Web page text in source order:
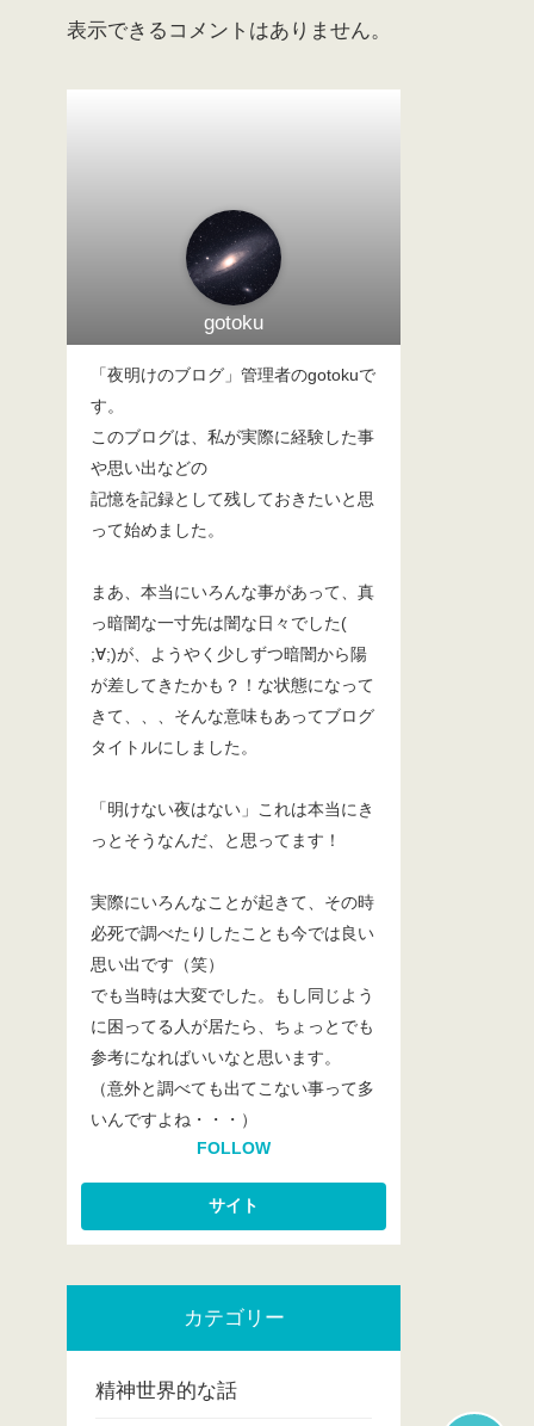
表示できるコメントはありません。
gotoku
「夜明けのブログ」管理者のgotokuで
す。
このブログは、私が実際に経験した事
や思い出などの
記憶を記録として残しておきたいと思
って始めました。
まあ、本当にいろんな事があって、真
っ暗闇な一寸先は闇な日々でした(
;∀;)が、ようやく少しずつ暗闇から陽
が差してきたかも？！な状態になって
きて、、、そんな意味もあってブログ
タイトルにしました。
「明けない夜はない」これは本当にき
っとそうなんだ、と思ってます！
実際にいろんなことが起きて、その時
必死で調べたりしたことも今では良い
思い出です（笑）
でも当時は大変でした。もし同じよう
に困ってる人が居たら、ちょっとでも
参考になればいいなと思います。
（意外と調べても出てこない事って多
いんですよね・・・）
FOLLOW
カテゴリー
精神世界的な話